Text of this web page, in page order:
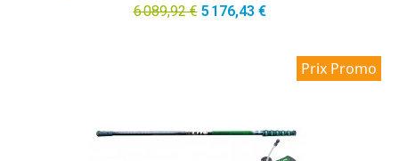
6 089,92 € 5 176,43 €
Prix Promo